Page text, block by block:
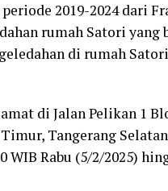
2019-2024 dari
rumah Satori yang
di rumah
di Jalan Pelikan 1
Tangerang
Rabu (5/2/2025)